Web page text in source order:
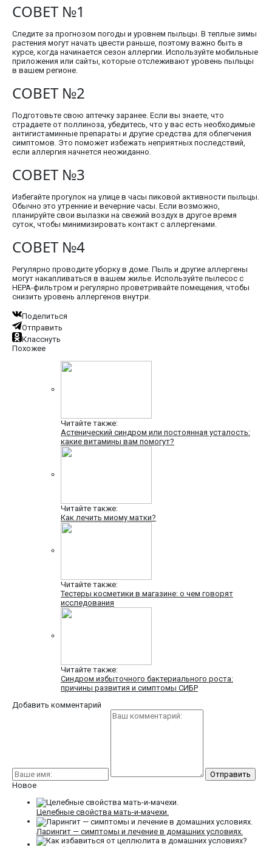
СОВЕТ №1
Следите за прогнозом погоды и уровнем пыльцы. В теплые зимы
растения могут начать цвести раньше, поэтому важно быть в
курсе, когда начинается сезон аллергии. Используйте мобильные
приложения или сайты, которые отслеживают уровень пыльцы
в вашем регионе.
СОВЕТ №2
Подготовьте свою аптечку заранее. Если вы знаете, что
страдаете от поллиноза, убедитесь, что у вас есть необходимые
антигистаминные препараты и другие средства для облегчения
симптомов. Это поможет избежать неприятных последствий,
если аллергия начнется неожиданно.
СОВЕТ №3
Избегайте прогулок на улице в часы пиковой активности пыльцы.
Обычно это утренние и вечерние часы. Если возможно,
планируйте свои вылазки на свежий воздух в другое время
суток, чтобы минимизировать контакт с аллергенами.
СОВЕТ №4
Регулярно проводите уборку в доме. Пыль и другие аллергены
могут накапливаться в вашем жилье. Используйте пылесос с
HEPA-фильтром и регулярно проветривайте помещения, чтобы
снизить уровень аллергенов внутри.
Поделиться
Отправить
Класснуть
Похожее
Читайте также:
Астенический синдром или постоянная усталость:
какие витамины вам помогут?
Читайте также:
Как лечить миому матки?
Читайте также:
Тестеры косметики в магазине: о чем говорят
исследования
Читайте также:
Синдром избыточного бактериального роста:
причины развития и симптомы СИБР
Добавить комментарий
Новое
Целебные свойства мать-и-мачехи.
Ларингит — симптомы и лечение в домашних условиях.